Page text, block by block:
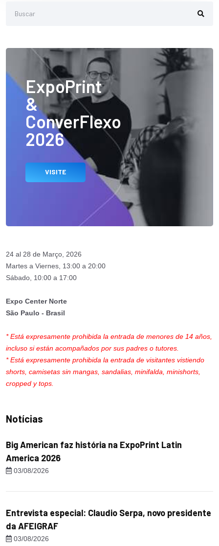
ExpoPrint
&
ConverFlexo
2026
VISITE
24 al 28 de Março, 2026
Martes a Viernes, 13:00 a 20:00
Sábado, 10:00 a 17:00
Expo Center Norte
São Paulo - Brasil
* Está expresamente prohibida la entrada de menores de 14 años,
incluso si están acompañados por sus padres o tutores.
* Está expresamente prohibida la entrada de visitantes vistiendo
shorts, camisetas sin mangas, sandalias, minifalda, minishorts,
cropped y tops.
Notícias
Big American faz história na ExpoPrint Latin
America 2026
03/08/2026
Entrevista especial: Claudio Serpa, novo presidente
da AFEIGRAF
03/08/2026